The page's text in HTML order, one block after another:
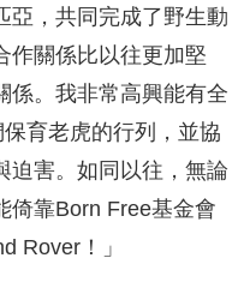
亞，共同完成了野生動
作關係比以往更加堅
係。我非常高興能有全
育老虎的行列，並協
迫害。如同以往，無論
倚靠Born Free基金會
Rover！」